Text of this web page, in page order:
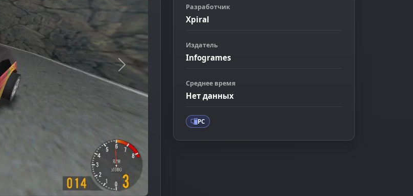
Следующее изображение
Разработчик
Xpiral
Издатель
Infogrames
Среднее время
Нет данных
PC